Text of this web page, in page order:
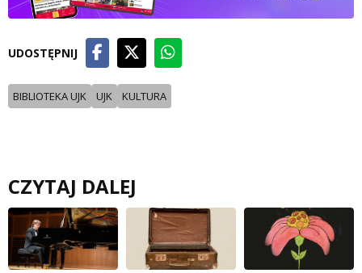
UDOSTĘPNIJ
BIBLIOTEKA UJK UJK KULTURA
CZYTAJ DALEJ